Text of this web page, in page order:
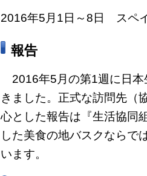
2016年5月1日～8日 スペ
報告
2016年5月の第1週に日本
きました。正式な訪問先（
心とした報告は『生活協同
した美食の地バスクならで
います。